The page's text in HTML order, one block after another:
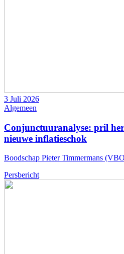
3 Juli 2026
Algemeen
Conjunctuuranalyse: pril
nieuwe inflatieschok
Boodschap Pieter Timmermans
Persbericht